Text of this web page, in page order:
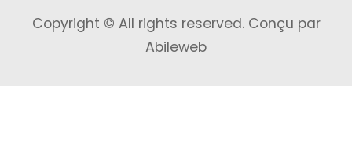
Copyright © All rights reserved. Conçu par
Abileweb